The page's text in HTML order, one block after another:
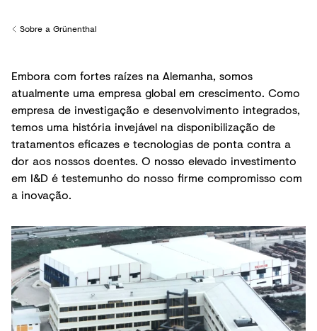
Back to
Sobre a Grünenthal
Embora com fortes raízes na Alemanha, somos
atualmente uma empresa global em crescimento. Como
empresa de investigação e desenvolvimento integrados,
temos uma história invejável na disponibilização de
tratamentos eficazes e tecnologias de ponta contra a
dor aos nossos doentes. O nosso elevado investimento
em I&D é testemunho do nosso firme compromisso com
a inovação.